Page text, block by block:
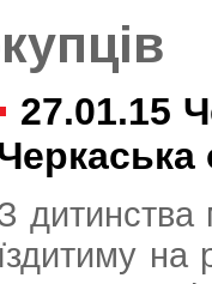
27.01.15
дитинства
на